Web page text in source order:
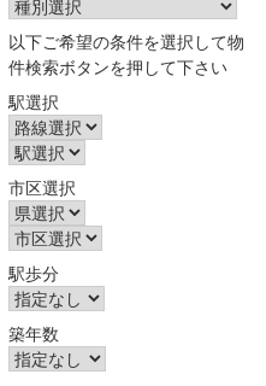
以下ご希望の条件を選択して物
件検索ボタンを押して下さい
駅選択
市区選択
駅歩分
築年数